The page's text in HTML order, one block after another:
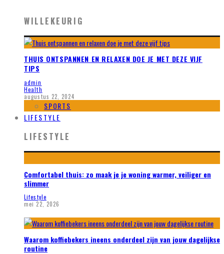
WILLEKEURIG
THUIS ONTSPANNEN EN RELAXEN DOE JE MET DEZE VIJF
TIPS
admin
Health
augustus 22, 2024
SPORTS
LIFESTYLE
LIFESTYLE
Comfortabel thuis: zo maak je je woning warmer, veiliger en
slimmer
Lifestyle
mei 22, 2026
Waarom koffiebekers ineens onderdeel zijn van jouw dagelijkse
routine